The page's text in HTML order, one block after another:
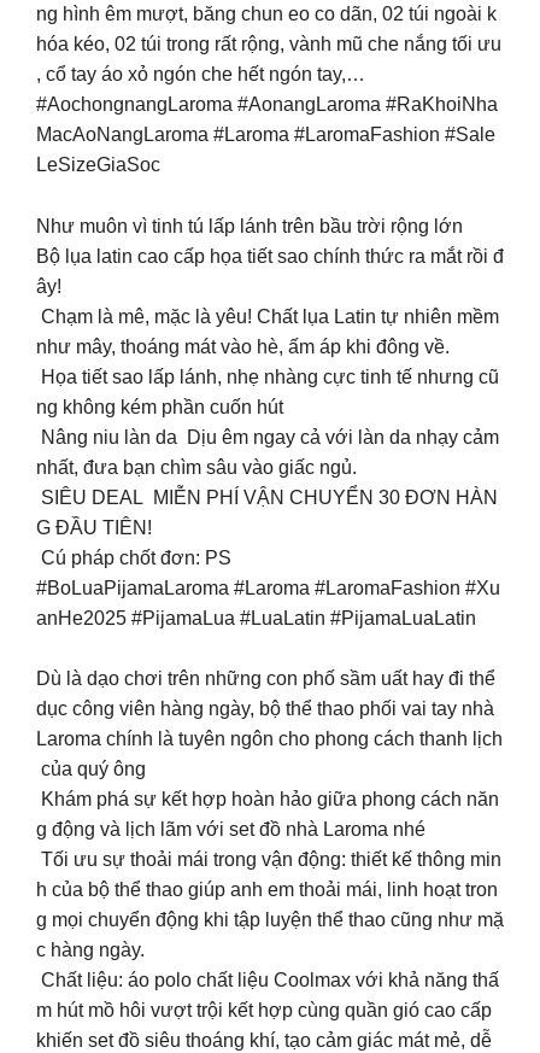
ng hình êm mượt, băng chun eo co dãn, 02 túi ngoài k
hóa kéo, 02 túi trong rất rộng, vành mũ che nắng tối ưu
, cổ tay áo xỏ ngón che hết ngón tay,…
#AochongnangLaroma #AonangLaroma #RaKhoiNha
MacAoNangLaroma #Laroma #LaromaFashion #Sale
LeSizeGiaSoc
Như muôn vì tinh tú lấp lánh trên bầu trời rộng lớn
Bộ lụa latin cao cấp họa tiết sao chính thức ra mắt rồi đ
ây!
Chạm là mê, mặc là yêu! Chất lụa Latin tự nhiên mềm
như mây, thoáng mát vào hè, ấm áp khi đông về.
Họa tiết sao lấp lánh, nhẹ nhàng cực tinh tế nhưng cũ
ng không kém phần cuốn hút
Nâng niu làn da Dịu êm ngay cả với làn da nhạy cảm
nhất, đưa bạn chìm sâu vào giấc ngủ.
SIÊU DEAL MIỄN PHÍ VẬN CHUYỂN 30 ĐƠN HÀN
G ĐẦU TIÊN!
Cú pháp chốt đơn: PS
#BoLuaPijamaLaroma #Laroma #LaromaFashion #Xu
anHe2025 #PijamaLua #LuaLatin #PijamaLuaLatin
Dù là dạo chơi trên những con phố sầm uất hay đi thể
dục công viên hàng ngày, bộ thể thao phối vai tay nhà
Laroma chính là tuyên ngôn cho phong cách thanh lịch
của quý ông
Khám phá sự kết hợp hoàn hảo giữa phong cách năn
g động và lịch lãm với set đồ nhà Laroma nhé
Tối ưu sự thoải mái trong vận động: thiết kế thông min
h của bộ thể thao giúp anh em thoải mái, linh hoạt tron
g mọi chuyển động khi tập luyện thể thao cũng như mặ
c hàng ngày.
Chất liệu: áo polo chất liệu Coolmax với khả năng thấ
m hút mồ hôi vượt trội kết hợp cùng quần gió cao cấp
khiến set đồ siêu thoáng khí, tạo cảm giác mát mẻ, dễ